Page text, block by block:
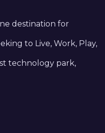
destination for
to Live, Work, Play,
technology park,